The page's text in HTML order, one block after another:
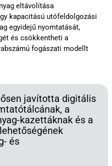
eltávolítása
kapacitású utófeldolgozási
egyidejű nyomtatását,
és csökkentheti a
fogászati modellt
javította digitális
a
kazettáknak és a
és